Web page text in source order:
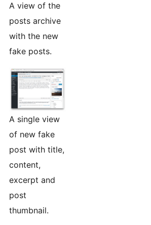
A view of the
posts archive
with the new
fake posts.
A single view
of new fake
post with title,
content,
excerpt and
post
thumbnail.